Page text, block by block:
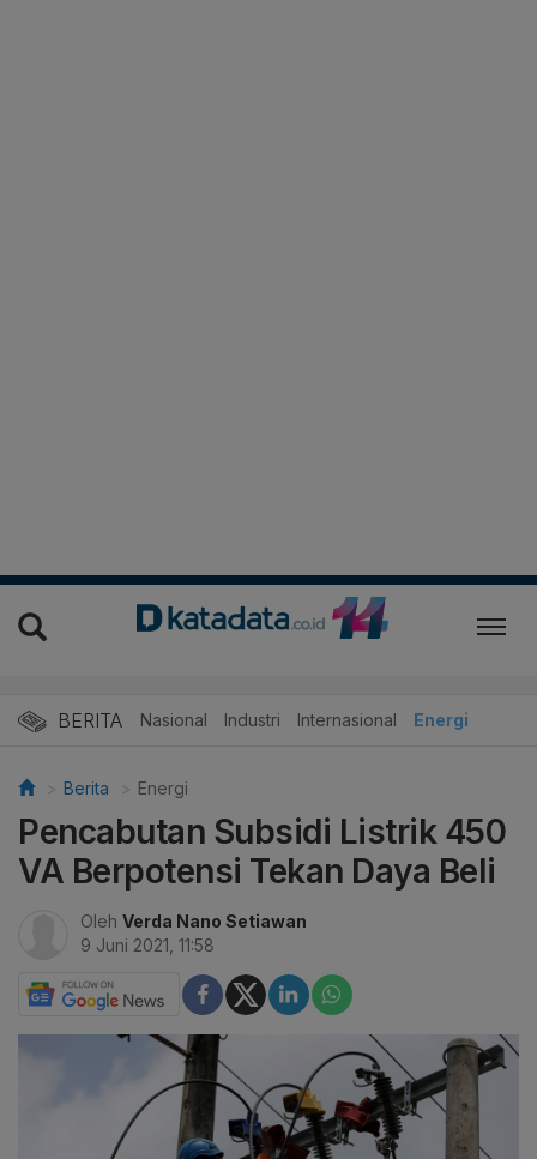
BERITA Nasional Industri Internasional Energi
Berita Energi
Pencabutan Subsidi Listrik 450
VA Berpotensi Tekan Daya Beli
Oleh Verda Nano Setiawan
9 Juni 2021, 11:58